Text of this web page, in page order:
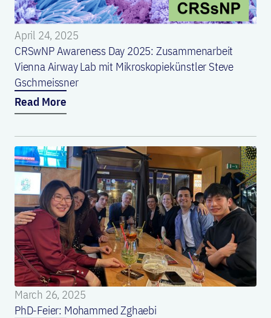
April 24, 2025
CRSwNP Awareness Day 2025: Zusammenarbeit
Vienna Airway Lab mit Mikroskopiekünstler Steve
Gschmeissner
Read More
March 26, 2025
PhD-Feier: Mohammed Zghaebi